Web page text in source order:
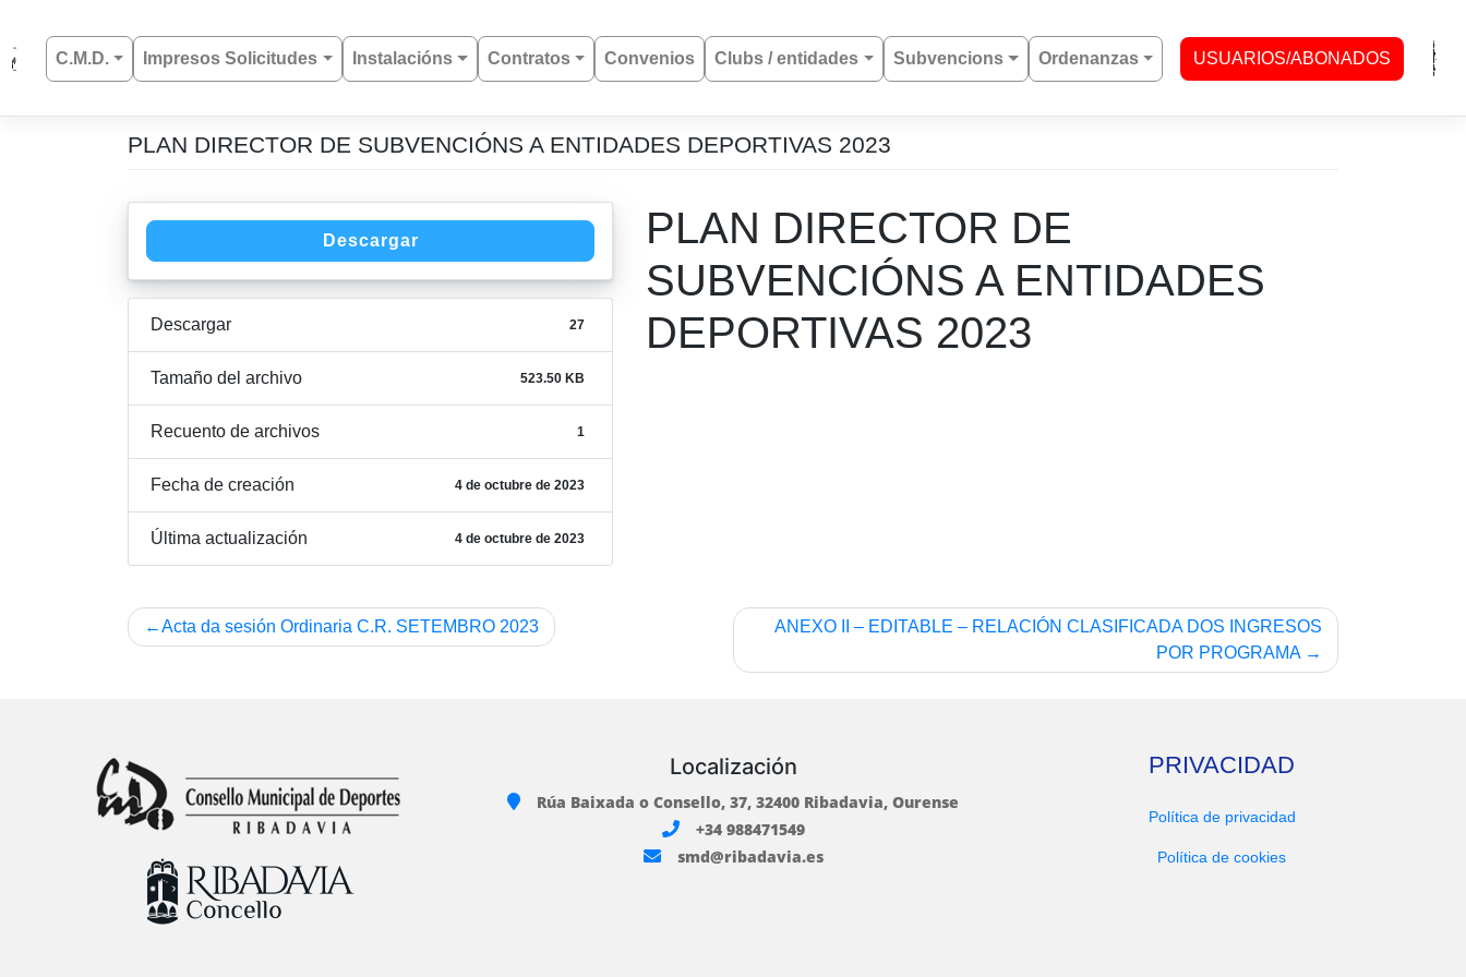
C.M.D. Impresos Solicitudes Instalacións Contratos Convenios Clubs / entidades Subvencions Ordenanzas USUARIOS/ABONADOS
PLAN DIRECTOR DE SUBVENCIÓNS A ENTIDADES DEPORTIVAS 2023
Descargar
Descargar 27
Tamaño del archivo 523.50 KB
Recuento de archivos 1
Fecha de creación 4 de octubre de 2023
Última actualización 4 de octubre de 2023
PLAN DIRECTOR DE
SUBVENCIÓNS A ENTIDADES
DEPORTIVAS 2023
Navegación
Acta da sesión Ordinaria C.R. SETEMBRO 2023
ANEXO II – EDITABLE – RELACIÓN CLASIFICADA DOS INGRESOS
POR PROGRAMA
Localización
Rúa Baixada o Consello, 37, 32400 Ribadavia, Ourense
+34 988471549
smd@ribadavia.es
PRIVACIDAD
Política de privacidad
Política de cookies